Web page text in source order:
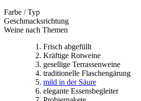
Farbe / Typ
Geschmacksrichtung
Weine nach Themen
Frisch abgefüllt
Kräftige Rotweine
gesellige Terrassenweine
traditionelle Flaschengärung
mild in der Säure
elegante Essensbegleiter